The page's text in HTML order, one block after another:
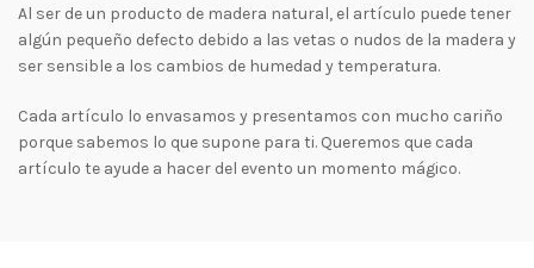
Al ser de un producto de madera natural, el artículo puede tener
algún pequeño defecto debido a las vetas o nudos de la madera y
ser sensible a los cambios de humedad y temperatura.
Cada artículo lo envasamos y presentamos con mucho cariño
porque sabemos lo que supone para ti. Queremos que cada
artículo te ayude a hacer del evento un momento mágico.